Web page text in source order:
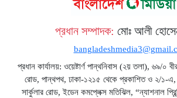
প্রধান সম্পাদক: মোঃ আলী
প্রধান কার্যালয়: ওয়েষ্টার্ণ পান্থনিবাস (২য় তলা), ৬৯/০
রোড, পান্থপথ, ঢাকা-১২১৫ থেকে প্রকাশিত ও ২/১-
সার্কুলার রোড, ইডেন কমপ্লেক্স মতিঝিল, “ন্যাশনাল